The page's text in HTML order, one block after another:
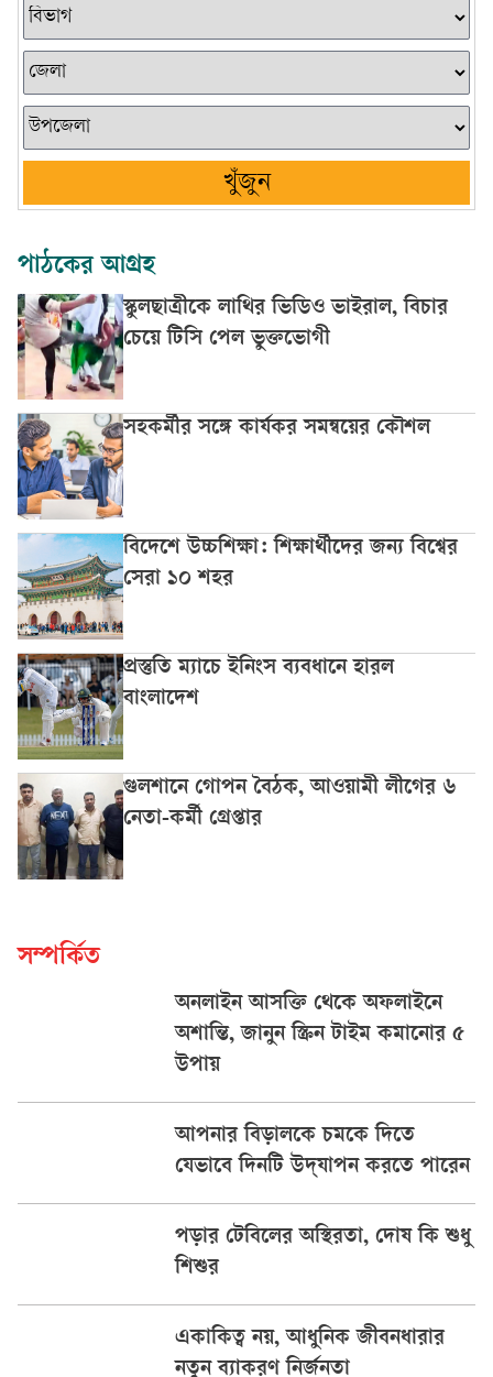
খুঁজুন
পাঠকের আগ্রহ
স্কুলছাত্রীকে লাথির ভিডিও ভাইরাল, বিচার
চেয়ে টিসি পেল ভুক্তভোগী
সহকর্মীর সঙ্গে কার্যকর সমন্বয়ের কৌশল
বিদেশে উচ্চশিক্ষা: শিক্ষার্থীদের জন্য বিশ্বের
সেরা ১০ শহর
প্রস্তুতি ম্যাচে ইনিংস ব্যবধানে হারল
বাংলাদেশ
গুলশানে গোপন বৈঠক, আওয়ামী লীগের ৬
নেতা-কর্মী গ্রেপ্তার
সম্পর্কিত
অনলাইন আসক্তি থেকে অফলাইনে
অশান্তি, জানুন স্ক্রিন টাইম কমানোর ৫
উপায়
আপনার বিড়ালকে চমকে দিতে
যেভাবে দিনটি উদ্‌যাপন করতে পারেন
পড়ার টেবিলের অস্থিরতা, দোষ কি শুধু
শিশুর
একাকিত্ব নয়, আধুনিক জীবনধারার
নতুন ব্যাকরণ নির্জনতা